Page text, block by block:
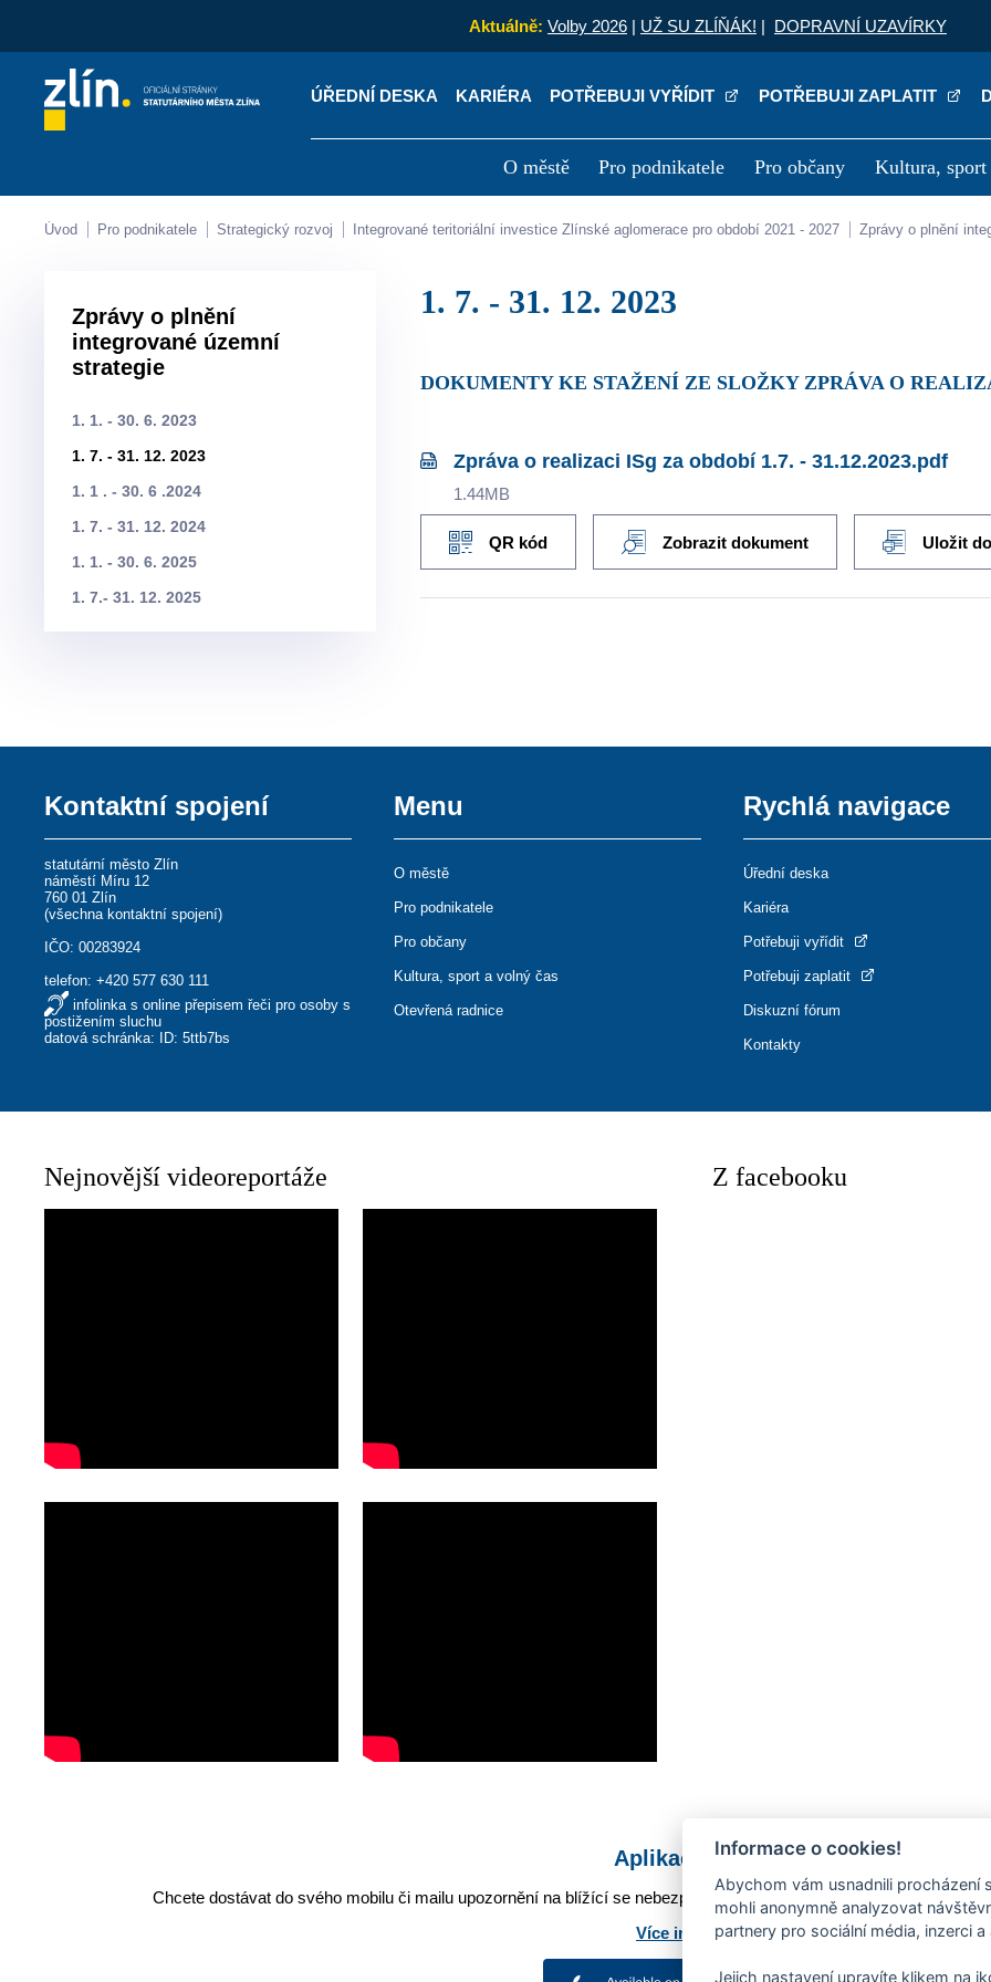
Aktuálně: Volby 2026 | UŽ SU ZLÍŇÁK! | DOPRAVNÍ UZAVÍRKY
ÚŘEDNÍ DESKA KARIÉRA POTŘEBUJI VYŘÍDIT POTŘEBUJI ZAPLATIT
O městě Pro podnikatele Pro občany Kultura, sport
Kontakty Úřední deska Kariéra
Úvod Pro podnikatele Strategický rozvoj Integrované teritoriální investice Zlínské aglomerace pro období 2021 - 2027 Zprávy o plnění
Zprávy o plnění
integrované územní
strategie
1. 1. - 30. 6. 2023
1. 7. - 31. 12. 2023
1. 1 . - 30. 6 .2024
1. 7. - 31. 12. 2024
1. 1. - 30. 6. 2025
1. 7.- 31. 12. 2025
1. 7. - 31. 12. 2023
DOKUMENTY KE STAŽENÍ ZE SLOŽKY ZPRÁVA O
Zpráva o realizaci ISg za období 1.7. - 31.12.2023.pdf
1.44MB
QR kód Zobrazit dokument Uložit
Kontaktní spojení
statutární město Zlín
náměstí Míru 12
760 01 Zlín
(všechna kontaktní spojení)
IČO: 00283924
telefon:+420 577 630 111
infolinka s online přepisem řeči pro osoby s
postižením sluchu
datová schránka: ID: 5ttb7bs
Menu
O městě
Pro podnikatele
Pro občany
Kultura, sport a volný čas
Otevřená radnice
Rychlá navigace
Úřední deska
Kariéra
Potřebuji vyřídit
Potřebuji zaplatit
Diskuzní fórum
Kontakty
Nejnovější videoreportáže Z facebooku
Aplikace Mobilní rozhlas
Chcete dostávat do svého mobilu či mailu upozornění na blížící se nebezpečí, odstávky, poruchy a výpadky
Více informací o aplikaci
Informace o cookies!
Abychom vám usnadnili procházení
mohli anonymně analyzovat
partnery pro sociální média, inzerci a
Jejich nastavení upravíte klikem na